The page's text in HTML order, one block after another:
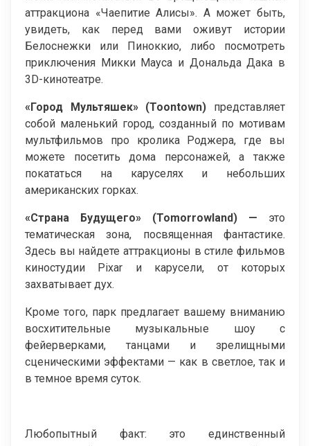
аттракциона «Чаепитие Алисы». А может быть,
увидеть, как перед вами оживут истории
Белоснежки или Пиноккио, либо посмотреть
приключения Микки Мауса и Дональда Дака в
3D-кинотеатре.
«Город Мультяшек» (Toontown) представляет
собой маленький город, созданный по мотивам
мультфильмов про кролика Роджера, где вы
можете посетить дома персонажей, а также
покататься на каруселях и небольших
американских горках.
«Страна Будущего» (Tomorrowland) — это
тематическая зона, посвященная фантастике.
Здесь вы найдете аттракционы в стиле фильмов
киностудии Pixar и карусели, от которых
захватывает дух.
Кроме того, парк предлагает вашему вниманию
восхитительные музыкальные шоу с
фейерверками, танцами и зрелищными
сценическими эффектами — как в светлое, так и
в темное время суток.
Любопытный факт: это единственный